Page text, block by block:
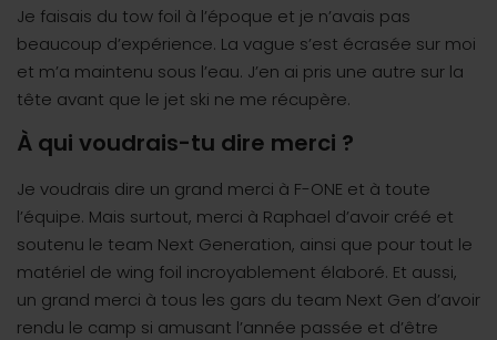
Je faisais du tow foil à l’époque et je n’avais pas
beaucoup d’expérience. La vague s’est écrasée sur moi
et m’a maintenu sous l’eau. J’en ai pris une autre sur la
tête avant que le jet ski ne me récupère.
À qui voudrais-tu dire merci ?
Je voudrais dire un grand merci à F-ONE et à toute
l’équipe. Mais surtout, merci à Raphael d’avoir créé et
soutenu le team Next Generation, ainsi que pour tout le
matériel de wing foil incroyablement élaboré. Et aussi,
un grand merci à tous les gars du team Next Gen d’avoir
rendu le camp si amusant l’année passée et d’être